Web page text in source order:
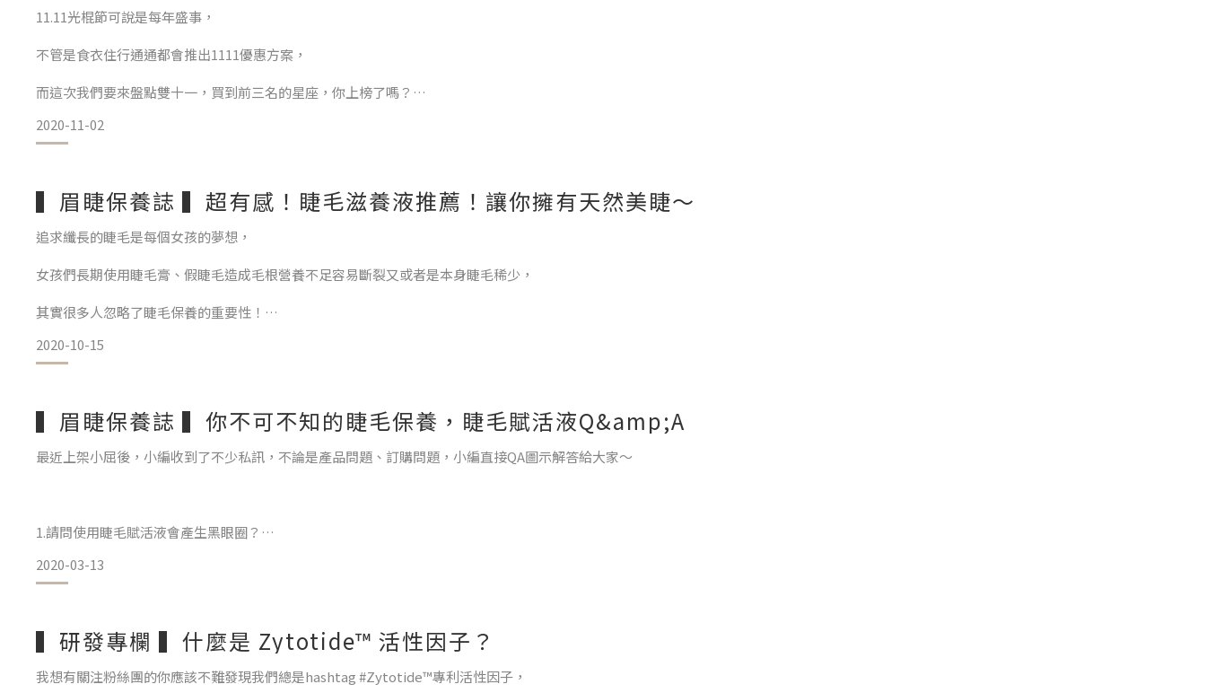
一個原料裡面可能有很多植物、萃取物、化學物合成物的組成，而成分名稱是無法自己訂定的。
因此國際有一個國際化粧品成分命名International N
STEP 1：為什麼頭皮會出油？找出出油原因。
頭皮是臉部肌膚的延伸，頭皮的老化比肌膚跟身體快很多，
不當的生活作息、壓力、錯誤的清潔方式，導致油脂分泌異常，
頭皮是第二張臉，臉要好好保養頭皮也要。
11.11光棍節可說是每年盛事，
不管是食衣住行通通都會推出1111優惠方案，
而這次我們要來盤點雙十一，買到前三名的星座，你上榜了嗎？
TOP3：獅子座
我們都知道獅子座愛面子、喜歡被稱讚、有著莫名的優約感，
買東西時衣服、配件、包包及保養品等，通通都不能少….
甚至對於限量兩個字敵不住誘惑，一定讓自己在任何場所都光鮮亮麗！
摩羯座看起來很節儉，但是花錢可是不手軟的，
2020-11-02
▍眉睫保養誌 ▍超有感！睫毛滋養液推薦！讓你擁有天然美睫～
追求纖長的睫毛是每個女孩的夢想，
女孩們長期使用睫毛膏、假睫毛造成毛根營養不足容易斷裂又或者是本身睫毛稀少，
其實很多人忽略了睫毛保養的重要性！
市面上的睫毛滋養液品項百百種，除了選擇有效的產品外更要注意的是「成分」內容物添加，
會不會造成眼瞼色素沉澱亦或者是停用後會有掉落的情況產生？
超有感睫毛滋養液！主要成分含有Zytotide®-FSGF活性因子；
利用專利技術將酵母菌中的蛋白質萃取出後，以黃金比例重新排序活性因子，
2020-10-15
▍眉睫保養誌 ▍你不可不知的睫毛保養，睫毛賦活液Q&amp;A
最近上架小屈後，小編收到了不少私訊，不論是產品問題、訂購問題，小編直接QA圖示解答給大家～
1.請問使用睫毛賦活液會產生黑眼圈？
這是小編近期收到最多人問的問題，其實阿～多半是添加了「前列腺素」，主成分是0.01% bimatoprost，本身為治療「青光眼」
的藥品，對睫毛增長、變粗有明顯效果，但很有可能導致眼周色素沉澱變深、眼睛周圍的皮膚紅腫過敏，才會有所謂的熊貓眼的傳
但是 #睫毛賦活液 並沒有添加所謂的藥物成分(驗證報告這裡看)，
2020-03-13
▍研發專欄 ▍什麼是 Zytotide™ 活性因子？
我想有關注粉絲團的你應該不難發現我們總是hashtag #Zytotide™專利活性因子，